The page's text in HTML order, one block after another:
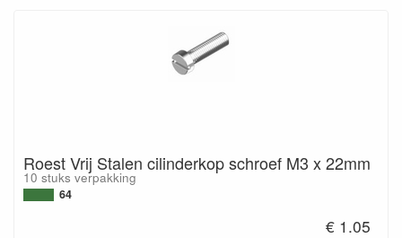
Roest Vrij Stalen cilinderkop schroef M3 x 22mm
10 stuks verpakking
64
€ 1.05